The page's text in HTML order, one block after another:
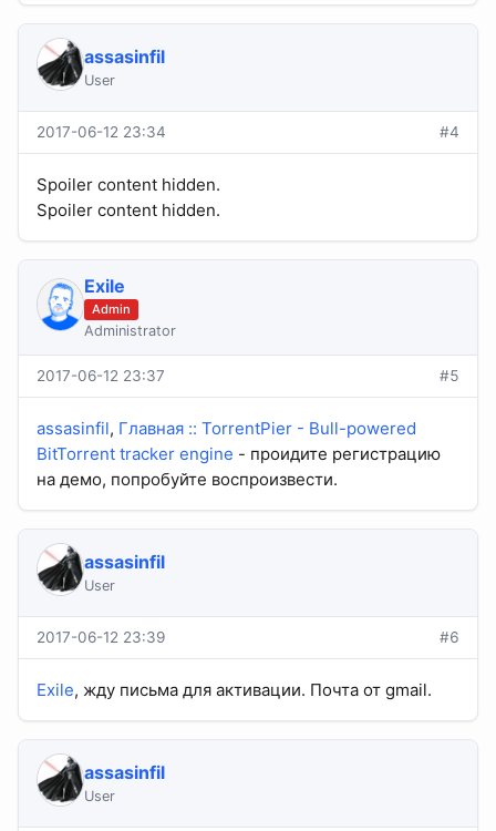
assasinfil
User
2017-06-12 23:34 #4
Spoiler content hidden.
Spoiler content hidden.
Exile
Admin
Administrator
2017-06-12 23:37 #5
assasinfil, Главная :: TorrentPier - Bull-powered
BitTorrent tracker engine - проидите регистрацию
на демо, попробуйте воспроизвести.
assasinfil
User
2017-06-12 23:39 #6
Exile, жду письма для активации. Почта от gmail.
assasinfil
User